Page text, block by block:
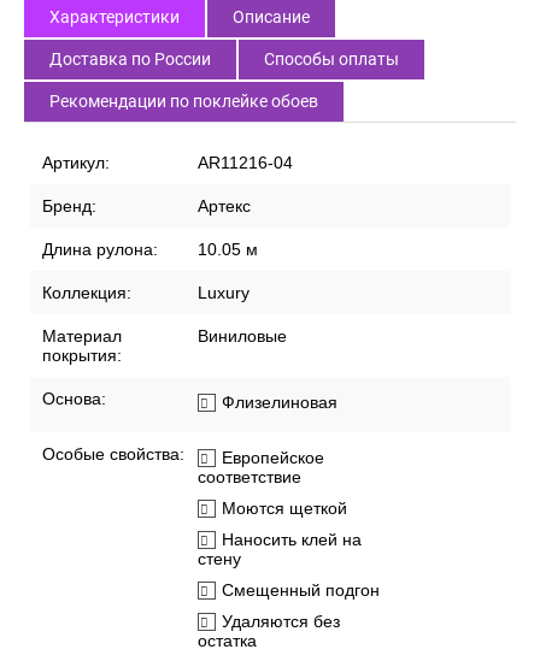
Характеристики Описание
Доставка по России Способы оплаты
Рекомендации по поклейке обоев
Артикул: AR11216-04
Бренд: Артекс
Длина рулона: 10.05 м
Коллекция: Luxury
Материал
покрытия:
Виниловые
Основа: Флизелиновая
Особые свойства:
Европейское
соответствие
Моются щеткой
Наносить клей на
стену
Смещенный подгон
Удаляются без
остатка